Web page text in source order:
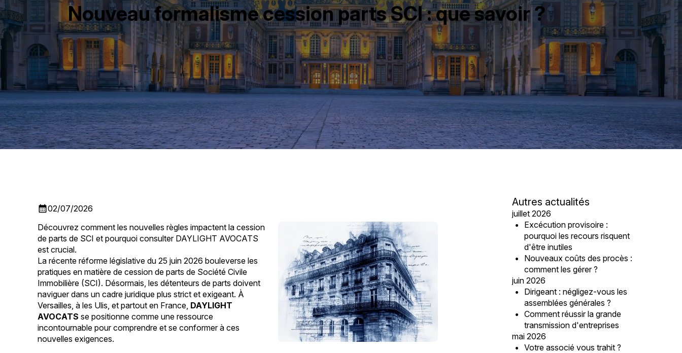
Nouveau formalisme cession parts SCI : que savoir ?
calendar_month02/07/2026
Découvrez comment les nouvelles règles impactent la cession
de parts de SCI et pourquoi consulter DAYLIGHT AVOCATS
est crucial.
La récente réforme législative du 25 juin 2026 bouleverse les
pratiques en matière de cession de parts de Société Civile
Immobilière (SCI). Désormais, les détenteurs de parts doivent
naviguer dans un cadre juridique plus strict et exigeant. À
Versailles, à les Ulis, et partout en France, DAYLIGHT
AVOCATS se positionne comme une ressource
incontournable pour comprendre et se conformer à ces
nouvelles exigences.
Autres actualités
juillet 2026
Excécution provisoire :
pourquoi les recours risquent
d'être inutiles
Nouveaux coûts des procès :
comment les gérer ?
juin 2026
Dirigeant : négligez-vous les
assemblées générales ?
Comment réussir la grande
transmission d'entreprises
mai 2026
Votre associé vous trahit ?